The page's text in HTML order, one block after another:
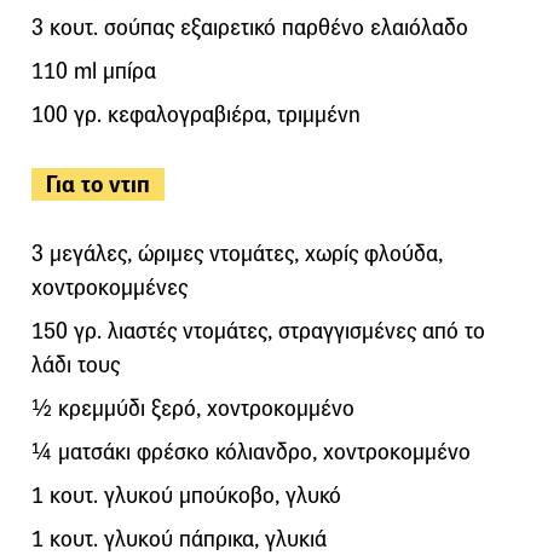
3 κουτ. σούπας εξαιρετικό παρθένο ελαιόλαδο
110 ml μπίρα
100 γρ. κεφαλογραβιέρα, τριμμένη
Για το ντιπ
3 μεγάλες, ώριμες ντομάτες, χωρίς φλούδα,
χοντροκομμένες
150 γρ. λιαστές ντομάτες, στραγγισμένες από το
λάδι τους
½ κρεμμύδι ξερό, χοντροκομμένο
¼ ματσάκι φρέσκο κόλιανδρο, χοντροκομμένο
1 κουτ. γλυκού μπούκοβο, γλυκό
1 κουτ. γλυκού πάπρικα, γλυκιά